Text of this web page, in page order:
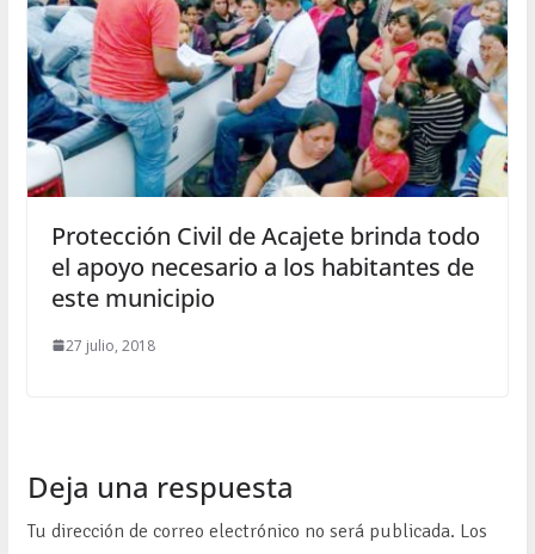
Protección Civil de Acajete brinda todo
el apoyo necesario a los habitantes de
este municipio
27 julio, 2018
Deja una respuesta
Tu dirección de correo electrónico no será publicada. Los